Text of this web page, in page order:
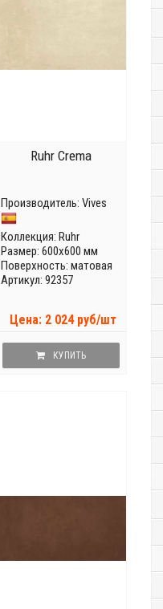
Ruhr Crema
Производитель: Vives
Коллекция: Ruhr
Размер: 600x600 мм
Поверхность: матовая
Артикул: 92357
Цена: 2 024 руб/шт
КУПИТЬ